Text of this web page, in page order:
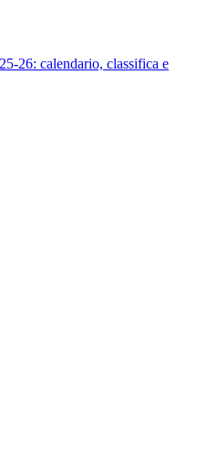
26: calendario, classifica e